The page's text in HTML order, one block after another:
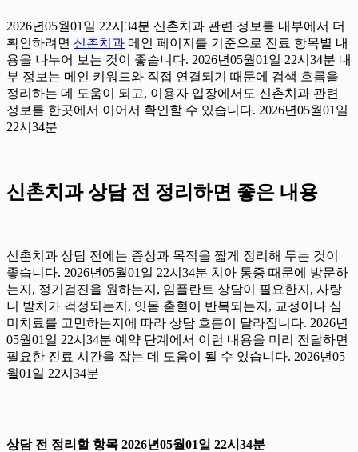
2026년05월01일 22시34분 신촌치과 관련 정보를 내부에서 더
확인하려면 신촌치과 메인 페이지를 기준으로 진료 항목별 내
용을 나누어 보는 것이 좋습니다. 2026년05월01일 22시34분 내
부 정보는 메인 키워드와 직접 연결되기 때문에 검색 흐름을
정리하는 데 도움이 되고, 이용자 입장에서도 신촌치과 관련
정보를 한곳에서 이어서 확인할 수 있습니다. 2026년05월01일
22시34분
신촌치과 상담 전 정리하면 좋은 내용
신촌치과 상담 전에는 증상과 목적을 짧게 정리해 두는 것이
좋습니다. 2026년05월01일 22시34분 치아 통증 때문에 방문하
는지, 정기검진을 원하는지, 임플란트 상담이 필요한지, 사랑
니 발치가 걱정되는지, 잇몸 출혈이 반복되는지, 교정이나 심
미치료를 고민하는지에 따라 상담 흐름이 달라집니다. 2026년
05월01일 22시34분 예약 단계에서 이런 내용을 미리 전달하면
필요한 진료 시간을 잡는 데 도움이 될 수 있습니다. 2026년05
월01일 22시34분
상담 전 정리할 항목 2026년05월01일 22시34분